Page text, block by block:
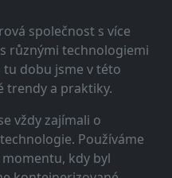
společnost s více
různými technologiemi
tu dobu jsme v této
trendy a praktiky.
vždy zajímali o
Používáme
momentu, kdy byl